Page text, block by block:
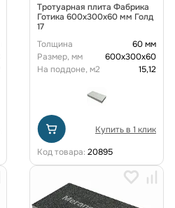
Тротуарная плита Фабрика
Готика 600х300х60 мм Голд
17
Толщина
60 мм
Размер, мм
600х300х60
На поддоне, м2
15,12
Купить в 1 клик
Код товара: 20895